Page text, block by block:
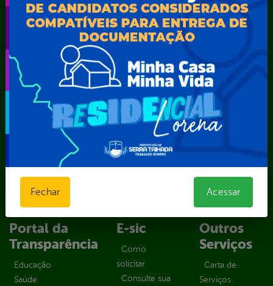
Secretaria Municipal de Agricultura e Recursos Hídricos –
SEMARH / Secretaria de Agricultura Familiar – SEMAF
Secretaria Municipal de Educação – SEST
Secretaria Municipal de Esporte e Lazer – SEMEL
Secretaria Municipal de Finanças – SECFIN
Secretaria Municipal de Governo – SEGOV
Secretaria Municipal de Meio Ambiente – SEMA
Secretaria Municipal de Planejamento e Gestão – SEPLAG
Secretaria Municipal de Relações Institucionais – SEMRI
Secretaria Municipal de Saúde – SMS
Secretaria Municipal de Serviços Públicos – SEMUSP
Talhada-STTRANS
Portal da
Transparência
Educação
Saúde
E-sic
Como
solicitar
Consulte sua
Outros
Serviços
Carta de
Serviços
Fechar Acessar